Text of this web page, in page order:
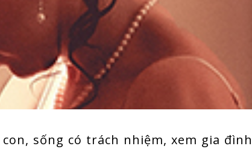
sống có trách nhiệm, xem gia đình